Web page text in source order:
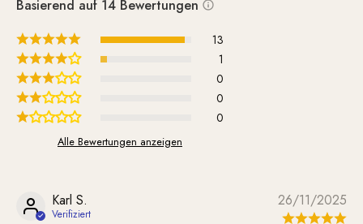
Basierend auf 14 Bewertungen
13
1
0
0
0
Alle Bewertungen anzeigen
26/11/2025
Karl S.